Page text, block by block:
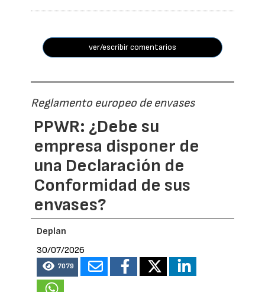
ver/escribir comentarios
Reglamento europeo de envases
PPWR: ¿Debe su
empresa disponer de
una Declaración de
Conformidad de sus
envases?
Deplan
30/07/2026
7079